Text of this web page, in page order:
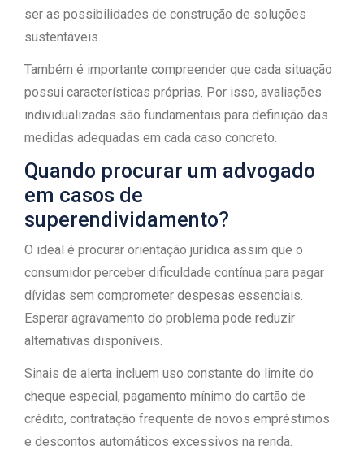
ser as possibilidades de construção de soluções
sustentáveis.
Também é importante compreender que cada situação
possui características próprias. Por isso, avaliações
individualizadas são fundamentais para definição das
medidas adequadas em cada caso concreto.
Quando procurar um advogado
em casos de
superendividamento?
O ideal é procurar orientação jurídica assim que o
consumidor perceber dificuldade contínua para pagar
dívidas sem comprometer despesas essenciais.
Esperar agravamento do problema pode reduzir
alternativas disponíveis.
Sinais de alerta incluem uso constante do limite do
cheque especial, pagamento mínimo do cartão de
crédito, contratação frequente de novos empréstimos
e descontos automáticos excessivos na renda.